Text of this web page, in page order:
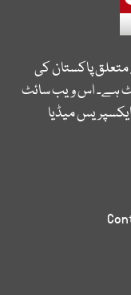
پاکستان کی
ہے۔ اس ویب سائٹ
میڈیا